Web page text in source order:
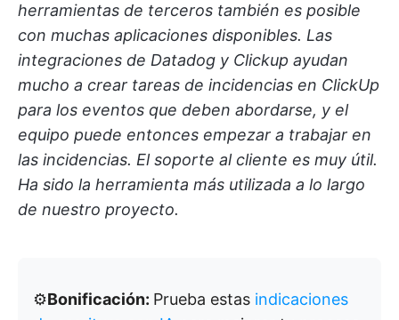
herramientas de terceros también es posible
con muchas aplicaciones disponibles. Las
integraciones de Datadog y Clickup ayudan
mucho a crear tareas de incidencias en ClickUp
para los eventos que deben abordarse, y el
equipo puede entonces empezar a trabajar en
las incidencias. El soporte al cliente es muy útil.
Ha sido la herramienta más utilizada a lo largo
de nuestro proyecto.
⚙️Bonificación: Prueba estas indicaciones